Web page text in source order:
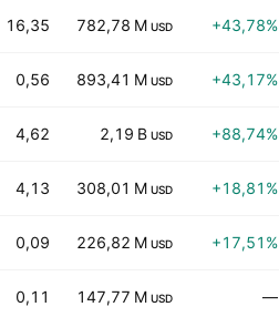
16,35 782,78 M USD +43,78%
0,56 893,41 M USD +43,17%
4,62 2,19 B USD +88,74%
4,13 308,01 M USD +18,81%
0,09 226,82 M USD +17,51%
0,11 147,77 M USD —